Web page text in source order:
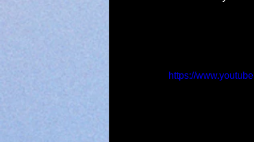
https://